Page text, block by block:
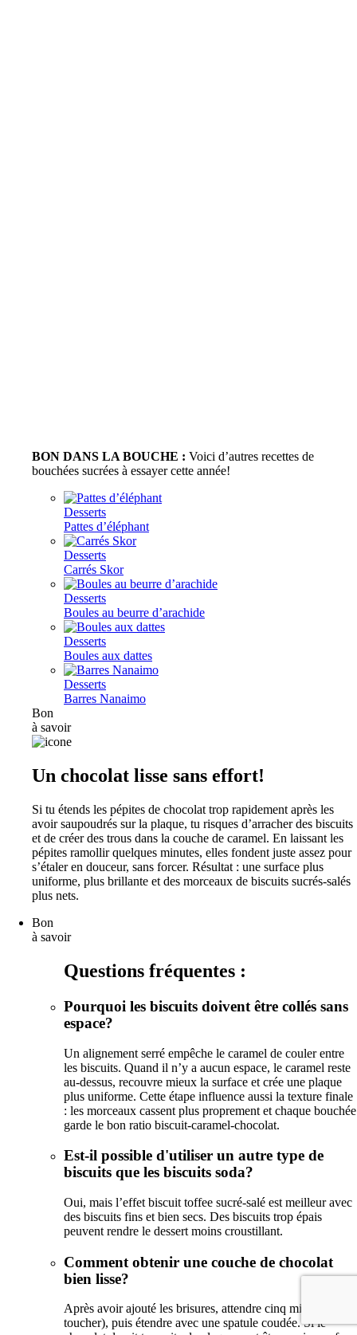
BON DANS LA BOUCHE : Voici d’autres recettes de
bouchées sucrées à essayer cette année!
Desserts
Pattes d’éléphant
Desserts
Carrés Skor
Desserts
Boules au beurre d’arachide
Desserts
Boules aux dattes
Desserts
Barres Nanaimo
Bon
à savoir
Un chocolat lisse sans effort!
Si tu étends les pépites de chocolat trop rapidement après les
avoir saupoudrés sur la plaque, tu risques d’arracher des biscuits
et de créer des trous dans la couche de caramel. En laissant les
pépites ramollir quelques minutes, elles fondent juste assez pour
s’étaler en douceur, sans forcer. Résultat : une surface plus
uniforme, plus brillante et des morceaux de biscuits sucrés-salés
plus nets.
Bon
à savoir
Questions fréquentes :
Pourquoi les biscuits doivent être collés sans
espace?
Un alignement serré empêche le caramel de couler entre
les biscuits. Quand il n’y a aucun espace, le caramel reste
au-dessus, recouvre mieux la surface et crée une plaque
plus uniforme. Cette étape influence aussi la texture finale
: les morceaux cassent plus proprement et chaque bouchée
garde le bon ratio biscuit-caramel-chocolat.
Est-il possible d'utiliser un autre type de
biscuits que les biscuits soda?
Oui, mais l’effet biscuit toffee sucré-salé est meilleur avec
des biscuits fins et bien secs. Des biscuits trop épais
peuvent rendre le dessert moins croustillant.
Comment obtenir une couche de chocolat
bien lisse?
Après avoir ajouté les brisures, attendre cinq minutes (sans
toucher), puis étendre avec une spatule coudée. Si le